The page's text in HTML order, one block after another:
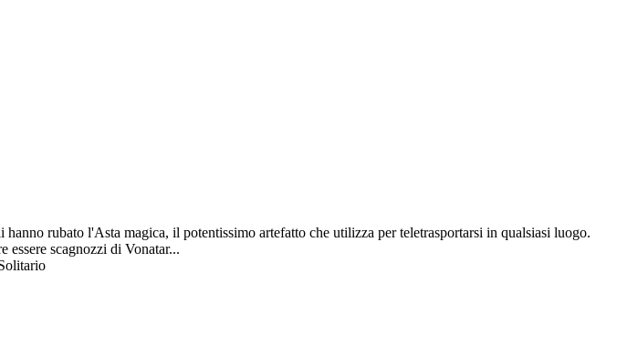
rubato l'Asta magica, il potentissimo artefatto che utilizza per teletrasportarsi in qualsiasi luogo.
essere scagnozzi di Vonatar...